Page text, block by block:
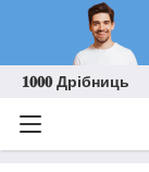
𝟏𝟎𝟎𝟎 Дрібниць